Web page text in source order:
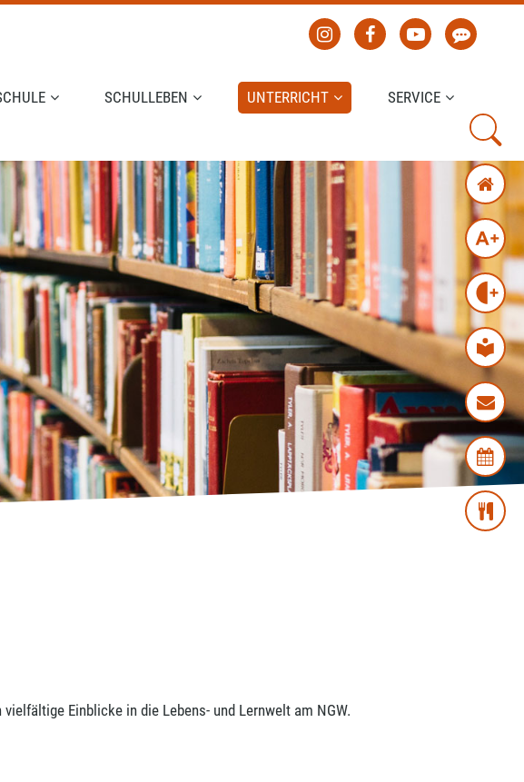
SCHULLEBEN UNTERRICHT SERVICE
Einblicke in die Lebens- und Lernwelt am NGW.